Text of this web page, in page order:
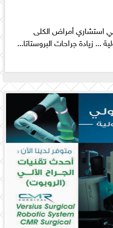
استشاري أمراض الكلى
... زيادة جراحات البروستاتا...